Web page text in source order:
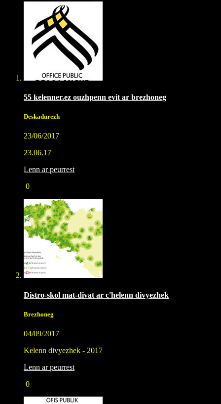
55 kelenner.ez ouzhpenn evit ar brezhoneg
Deskadurezh
23/06/2017
23.06.17
Lenn ar peurrest
0
Distro-skol mat-divat ar c'helenn divyezhek
Brezhoneg
04/09/2017
Kelenn divyezhek - 2017
Lenn ar peurrest
0